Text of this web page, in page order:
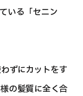
いる「セニン
ずにカットをす
の髪質に全く合